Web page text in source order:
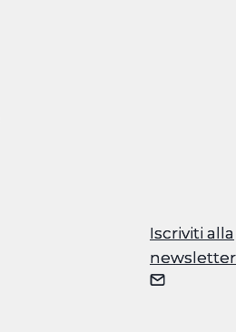
Iscriviti alla
newsletter
Iscriviti alla
newsletter